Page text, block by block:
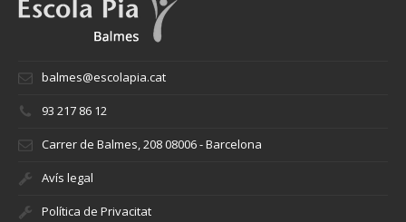
balmes@escolapia.cat
93 217 86 12
Carrer de Balmes, 208 08006 - Barcelona
Avís legal
Política de Privacitat